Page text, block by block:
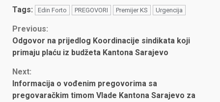
Tags: Edin Forto PREGOVORI Premijer KS Urgencija
Continue
Reading
Previous:
Odgovor na prijedlog Koordinacije sindikata koji
primaju plaću iz budžeta Kantona Sarajevo
Next:
Informacija o vođenim pregovorima sa
pregovaračkim timom Vlade Kantona Sarajevo za